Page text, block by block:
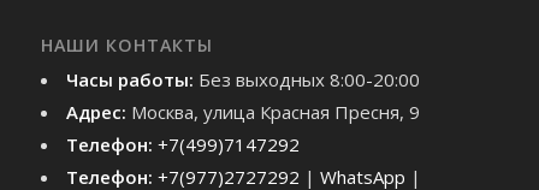
НАШИ КОНТАКТЫ
Часы работы: Без выходных 8:00-20:00
Адрес: Москва, улица Красная Пресня, 9
Телефон: +7(499)7147292
Телефон: +7(977)2727292 | WhatsApp |